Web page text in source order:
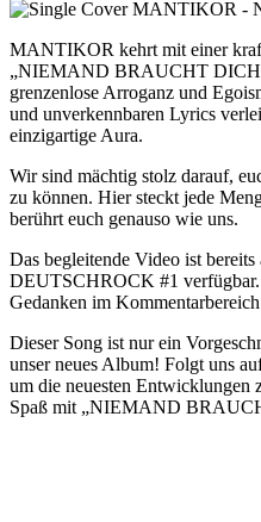
MANTIKOR kehrt mit einer
„NIEMAND BRAUCHT DICH“
grenzenlose Arroganz und
und unverkennbaren Lyrics
einzigartige Aura.
Wir sind mächtig stolz darauf,
zu können. Hier steckt jede
berührt euch genauso wie uns.
Das begleitende Video ist
DEUTSCHROCK #1 verfügbar.
Gedanken im
Dieser Song ist nur ein
unser neues Album! Folgt uns
um die neuesten Entwicklungen
Spaß mit „NIEMAND